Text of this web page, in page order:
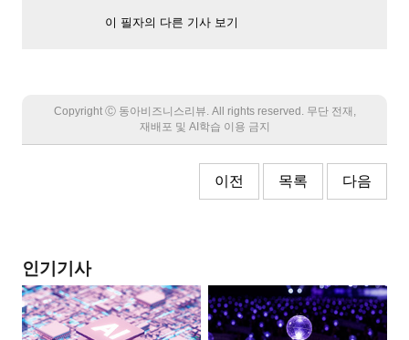
이 필자의 다른 기사 보기
Copyright Ⓒ 동아비즈니스리뷰. All rights reserved. 무단 전재,
재배포 및 AI학습 이용 금지
이전 목록 다음
인기기사